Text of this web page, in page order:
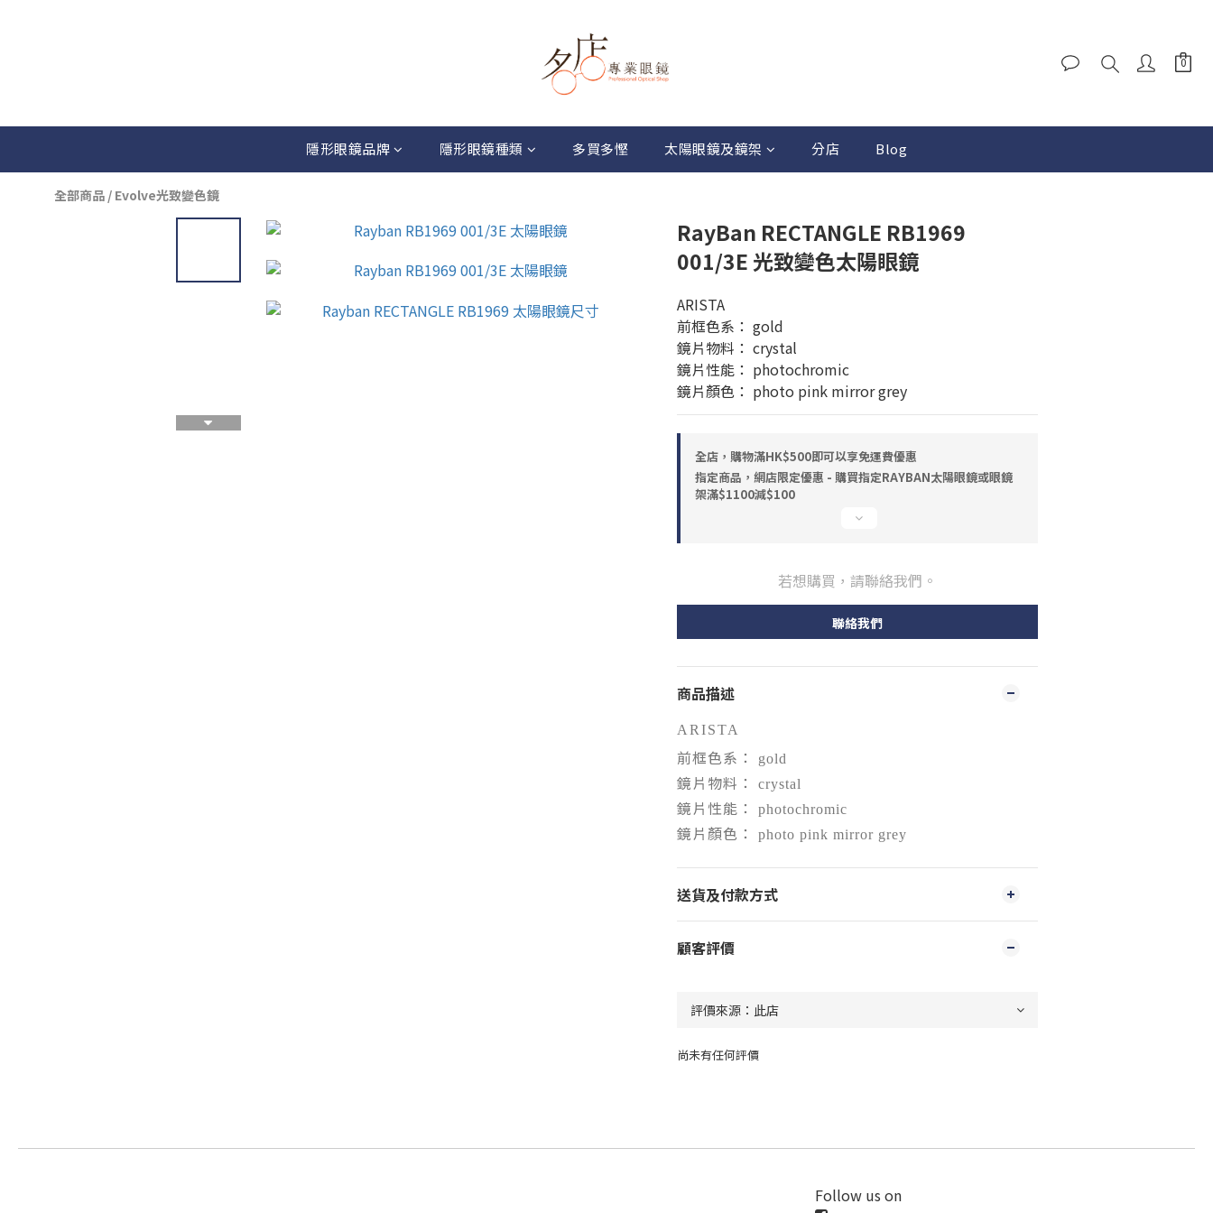
隱形眼鏡品牌 隱形眼鏡種類 多買多慳 太陽眼鏡及鏡架 分店 Blog
全部商品 / Evolve光致變色鏡
RayBan RECTANGLE RB1969
001/3E 光致變色太陽眼鏡
ARISTA
前框色系： gold
鏡片物料： crystal
鏡片性能： photochromic
鏡片顏色： photo pink mirror grey
全店，購物滿HK$500即可以享免運費優惠
指定商品，網店限定優惠 - 購買指定RAYBAN太陽眼鏡或眼鏡
架滿$1100減$100
若想購買，請聯絡我們。
聯絡我們
商品描述
ARISTA
前框色系： gold
鏡片物料： crystal
鏡片性能： photochromic
鏡片顏色： photo pink mirror grey
送貨及付款方式
顧客評價
尚未有任何評價
Follow us on